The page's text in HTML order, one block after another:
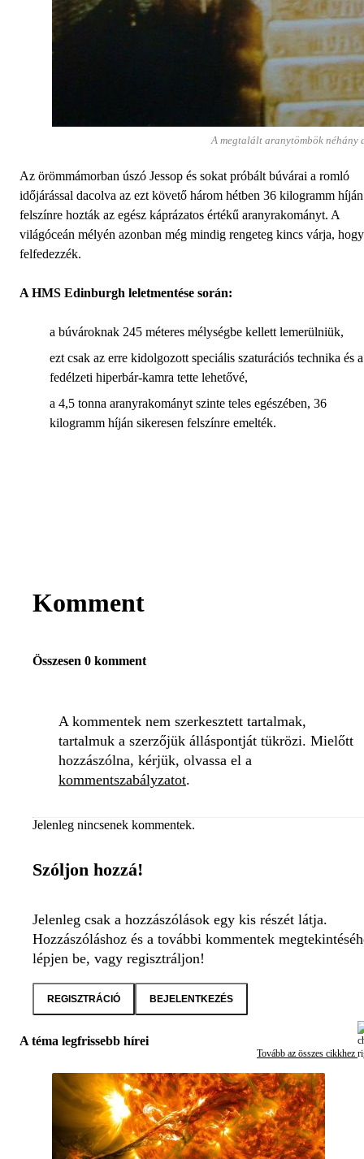
A megtalált aranytömbök
Az örömmámorban úszó Jessop és sokat próbált búvárai a romló
időjárással dacolva az ezt követő három hétben 36 kilogramm híján
felszínre hozták az egész káprázatos értékű aranyrakományt. A
világóceán mélyén azonban még mindig rengeteg kincs várja, hogy
felfedezzék.
A HMS Edinburgh leletmentése során:
a búvároknak 245 méteres mélységbe kellett lemerülniük,
ezt csak az erre kidolgozott speciális szaturációs technika és a
fedélzeti hiperbár-kamra tette lehetővé,
a 4,5 tonna aranyrakományt szinte teles egészében, 36
kilogramm híján sikeresen felszínre emelték.
Komment
Összesen 0 komment
A kommentek nem szerkesztett tartalmak,
tartalmuk a szerzőjük álláspontját tükrözi. Mielőtt
hozzászólna, kérjük, olvassa el a
kommentszabályzatot.
Jelenleg nincsenek kommentek.
Szóljon hozzá!
Jelenleg csak a hozzászólások egy kis részét látja.
Hozzászóláshoz és a további kommentek
lépjen be, vagy regisztráljon!
REGISZTRÁCIÓ BEJELENTKEZÉS
A téma legfrissebb hírei
Tovább az összes cikkhez